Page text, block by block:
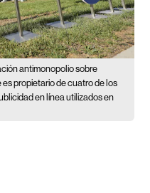
antimonopolio sobre
es propietario de cuatro de los
en línea utilizados en